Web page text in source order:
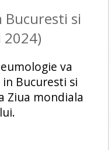
si
2024)
va
Bucuresti si
Ziua mondiala